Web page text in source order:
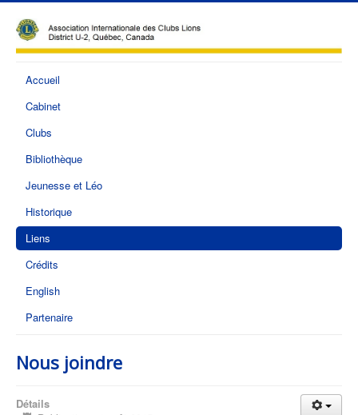
Accueil
Cabinet
Clubs
Bibliothèque
Jeunesse et Léo
Historique
Liens
Crédits
English
Partenaire
Nous joindre
Détails